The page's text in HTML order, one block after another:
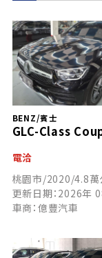
BENZ/賓士
GLC-Class
電洽
桃園市/2020/4.8萬
更新日期：2026年
車商：億豐汽車